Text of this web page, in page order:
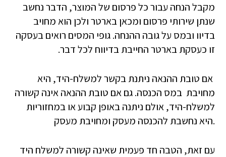
מקבל הנחה עבור כל פרסום של המוצר, הדבר נחשב
שנתן שירותי פרסום ומכאן בארטר ולכן הוא מחויב
בדיוו ובמס על גובה ההנחה. גופי המסים רואים בעסקה
זו כעסקת בארטר החייבת בדיווח לכל דבר.
אם טובת ההנאה ניתנת בקשר למשלח-היד, היא
מחויבת במס הכנסה. גם אם טובת ההנאה אינה קשורה
למשלח-היד, אולם ניתנה באופן קבוע או במחזוריות
.היא נחשבת להכנסה מעסק ומחויבת מעסק
עם זאת, הטבה חד פעמית שאינה קשורה למשלח היד